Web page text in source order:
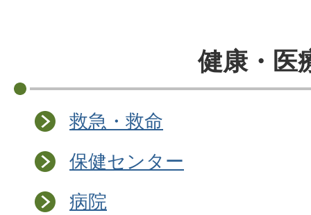
健康・医
救急・救命
保健センター
病院